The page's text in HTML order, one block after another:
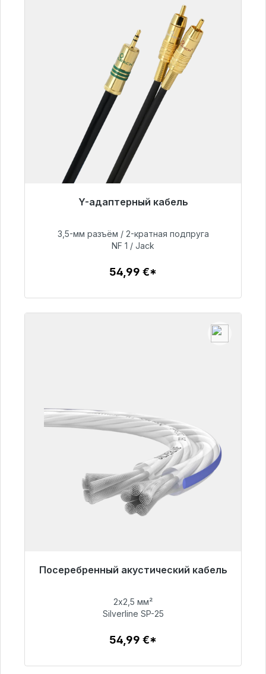
Y-адаптерный кабель
Готовы к немедленной отправке, срок
54,99 €
3,5-мм разъём / 2-кратная подпруга
NF 1 / Jack
54,99 €*
Посеребренный акустический кабель
Готовы к немедленной отправке, срок
54,99 €
2х2,5 мм²
Silverline SP-25
54,99 €*